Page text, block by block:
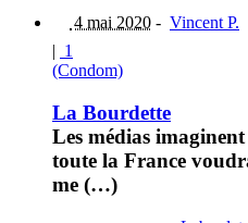
4 mai 2020 - Vincent P.
1
(Condom)
La Bourdette
Les médias
toute la France
me (…)